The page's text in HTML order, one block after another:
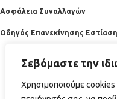
Σεβόμαστε την
Χρησιμοποιούμε cookies
Ασφάλεια Συναλλαγών
Οδηγός Επανεκίνησης